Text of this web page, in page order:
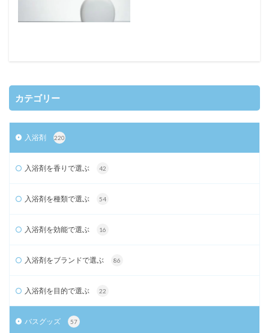
カテゴリー
入浴剤 220
入浴剤を香りで選ぶ 42
入浴剤を種類で選ぶ 54
入浴剤を効能で選ぶ 16
入浴剤をブランドで選ぶ 86
入浴剤を目的で選ぶ 22
バスグッズ 57